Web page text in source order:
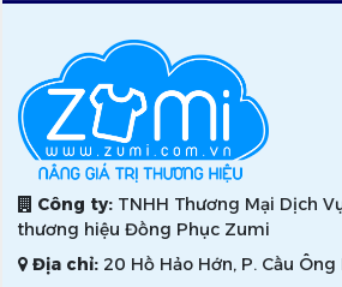
Công ty: TNHH Thương Mại Dịch
thương hiệu Đồng Phục Zumi
Địa chỉ: 20 Hồ Hảo Hớn, P. Cầu Ông